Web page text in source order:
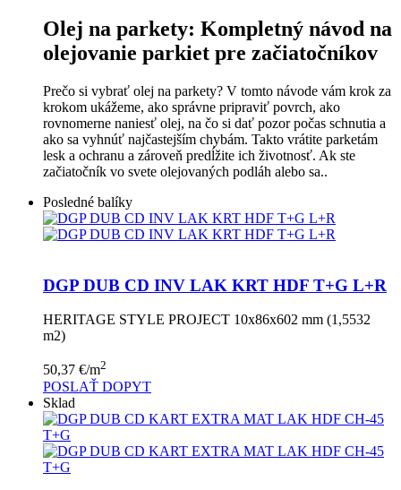
Olej na parkety: Kompletný návod na
olejovanie parkiet pre začiatočníkov
Prečo si vybrať olej na parkety? V tomto návode vám krok za
krokom ukážeme, ako správne pripraviť povrch, ako
rovnomerne naniesť olej, na čo si dať pozor počas schnutia a
ako sa vyhnúť najčastejším chybám. Takto vrátite parketám
lesk a ochranu a zároveň predĺžite ich životnosť. Ak ste
začiatočník vo svete olejovaných podláh alebo sa..
Posledné balíky
DGP DUB CD INV LAK KRT HDF T+G L+R
HERITAGE STYLE PROJECT 10x86x602 mm (1,5532
m2)
50,37 €/m2
POSLAŤ DOPYT
Sklad